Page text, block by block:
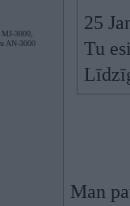
3000,
AN-3000
25
Tu
Man